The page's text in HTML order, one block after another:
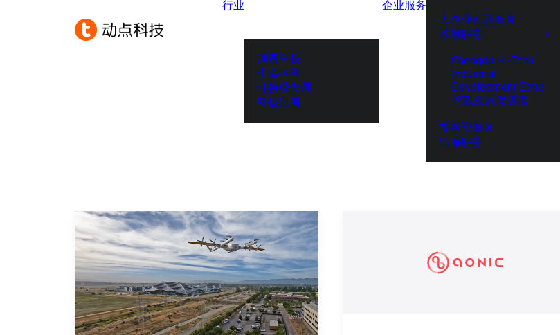
行业
消费科技
生命科学
可持续发展
科技出海
企业服务
大企业创新服务
政府服务
Chengdu Hi-Tech
Industrial
Development Zone
伦敦发展促进署
投融资服务
出海服务